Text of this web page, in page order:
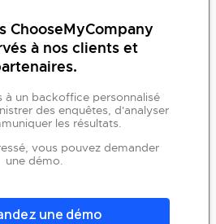
ChooseMyCompany
à nos clients et
à un backoffice personnalisé
des enquêtes, d'analyser
les résultats.
vous pouvez demander
une démo.
une démo